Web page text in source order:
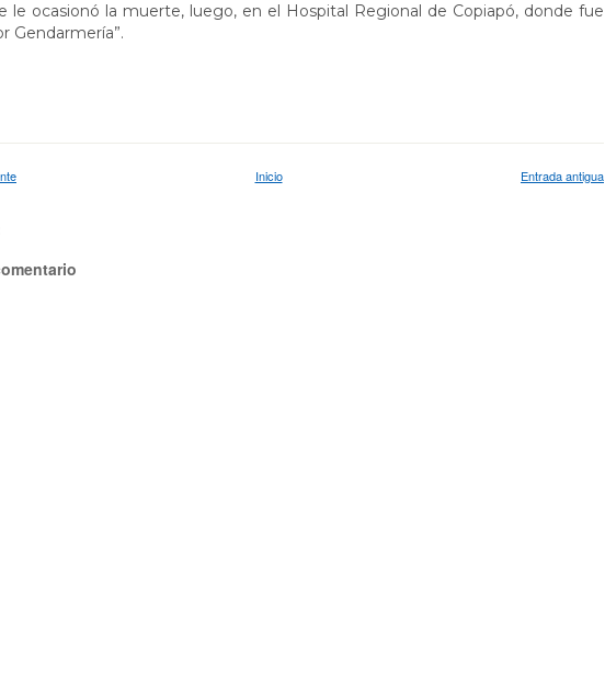
le ocasionó la muerte, luego, en el Hospital Regional de Copiapó, donde fue
Gendarmería”.
Entrada antigua
Inicio